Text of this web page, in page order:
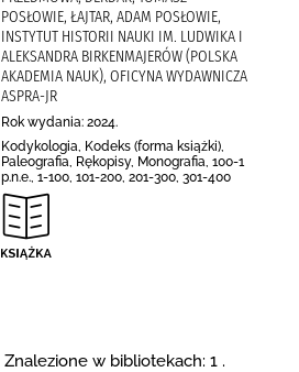
POSŁOWIE, ŁAJTAR, ADAM POSŁOWIE,
INSTYTUT HISTORII NAUKI IM. LUDWIKA I
ALEKSANDRA BIRKENMAJERÓW (POLSKA
AKADEMIA NAUK), OFICYNA WYDAWNICZA
ASPRA-JR
Rok wydania: 2024.
Kodykologia, Kodeks (forma książki),
Paleografia, Rękopisy, Monografia, 100-1
p.n.e., 1-100, 101-200, 201-300, 301-400
Znalezione w bibliotekach: 1 .